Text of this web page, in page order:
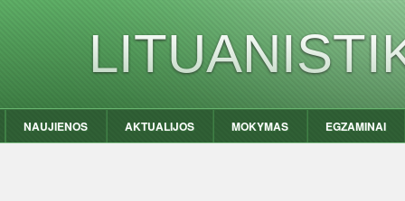
NAUJIENOS AKTUALIJOS MOKYMAS EGZAMINAI